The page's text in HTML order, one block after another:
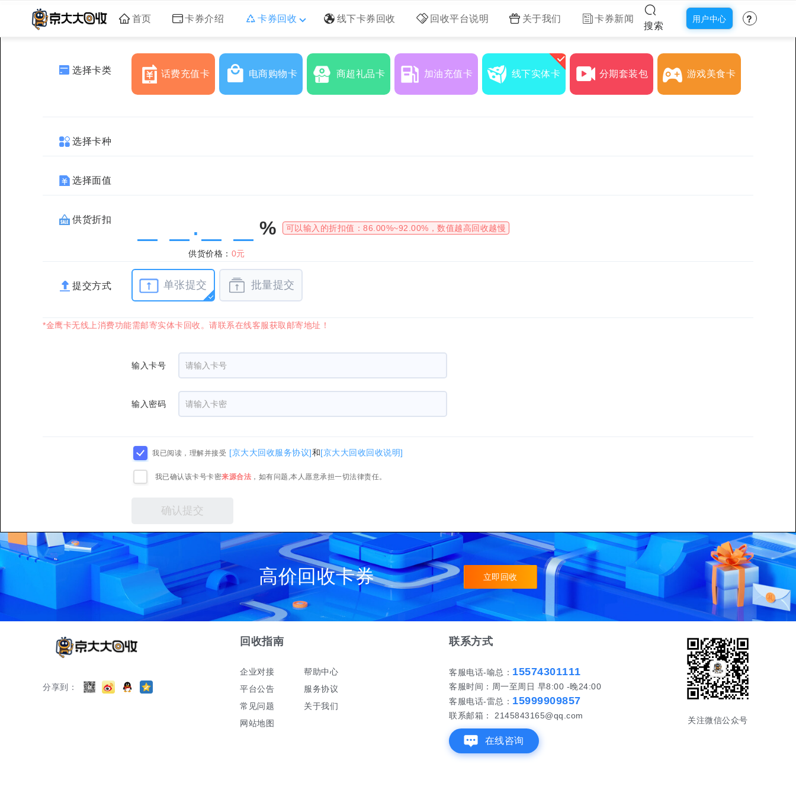
首页 卡券介绍 卡券回收 线下卡券回收 回收平台说明 关于我们 卡券新闻
搜索
用户中心 ?
选择卡类 话费充值卡 电商购物卡 商超礼品卡 加油充值卡 线下实体卡 分期套装包 游戏美食卡
选择卡种
选择面值
供货折扣 . %
供货价格： 0元
可以输入的折扣值： 86.00%~92.00% ，数值越高回收越慢
提交方式 单张提交 批量提交
*金鹰卡无线上消费功能需邮寄实体卡回收。请联系在线客服获取邮寄地址！
输入卡号
输入密码
我已阅读，理解并接受 [京大大回收服务协议]和[京大大回收回收说明]
我已确认该卡号卡密来源合法 ，如有问题,本人愿意承担一切法律责任。
高价回收卡券 立即回收
分享到：
回收指南
企业对接
平台公告
常见问题
网站地图
帮助中心
服务协议
关于我们
联系方式
客服电话-喻总： 15574301111
客服时间：周一至周日 早8:00 -晚24:00
客服电话-雷总： 15999909857
联系邮箱： 2145843165@qq.com
在线咨询
关注微信公众号